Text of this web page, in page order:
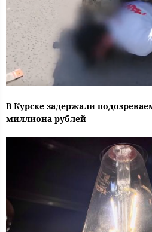
В Курске задержали
миллиона рублей